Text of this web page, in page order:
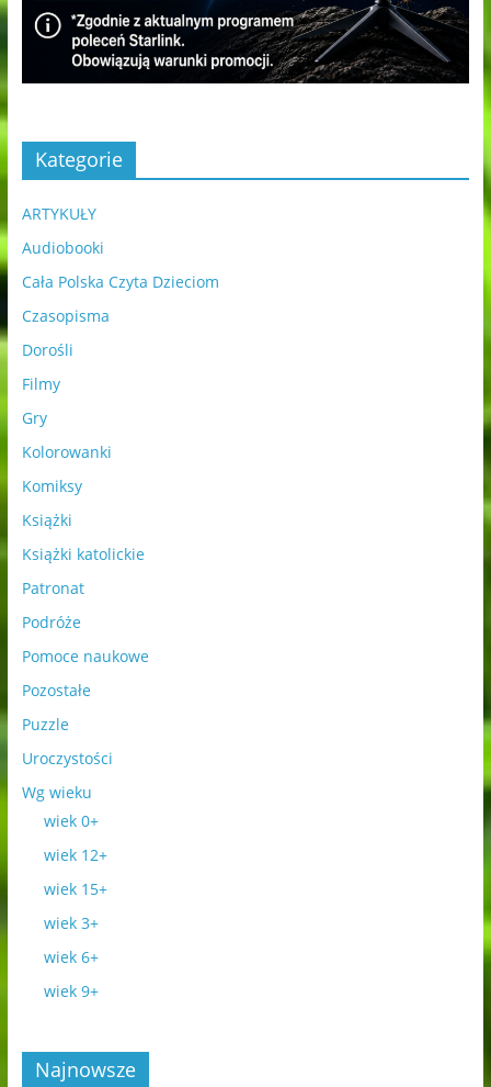
Kategorie
ARTYKUŁY
Audiobooki
Cała Polska Czyta Dzieciom
Czasopisma
Dorośli
Filmy
Gry
Kolorowanki
Komiksy
Książki
Książki katolickie
Patronat
Podróże
Pomoce naukowe
Pozostałe
Puzzle
Uroczystości
Wg wieku
wiek 0+
wiek 12+
wiek 15+
wiek 3+
wiek 6+
wiek 9+
Najnowsze